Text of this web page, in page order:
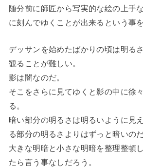
随分前に師匠から写実的な絵の上手
に刻んでゆくことが出来るという事
デッサンを始めたばかりの頃は明る
観ることが難しい。
影は闇なのだ。
そこをさらに見てゆくと影の中に徐
る。
暗い部分の明るさは明るいように見
る部分の明るさよりはずっと暗いのだ
大きな明暗と小さな明暗を整理整頓
たら言う事なしだろう。